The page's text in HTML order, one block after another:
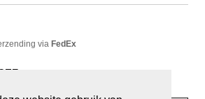
via FedEx